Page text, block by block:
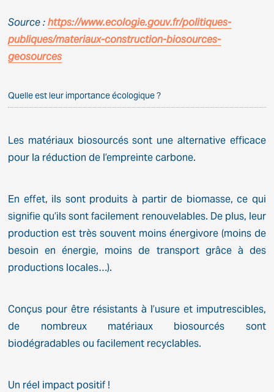
Source :https://www.ecologie.gouv.fr/politiques-
publiques/materiaux-construction-biosources-
geosources
Quelle est leur importance écologique ?
Les matériaux biosourcés sont une alternative efficace
pour la réduction de l’empreinte carbone.
En effet, ils sont produits à partir de biomasse, ce qui
signifie qu’ils sont facilement renouvelables. De plus, leur
production est très souvent moins énergivore (moins de
besoin en énergie, moins de transport grâce à des
productions locales…).
Conçus pour être résistants à l’usure et imputrescibles,
de nombreux matériaux biosourcés sont
biodégradables ou facilement recyclables.
Un réel impact positif !